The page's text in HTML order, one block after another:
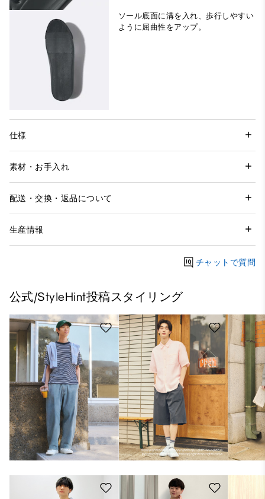
ソール底面に溝を入れ、歩行しやすい
ように屈曲性をアップ。
仕様
素材・お手入れ
配送・交換・返品について
生産情報
チャットで質問
公式/StyleHint投稿スタイリング